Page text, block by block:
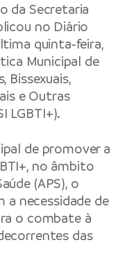
da Secretaria
no Diário
quinta-feira,
Municipal de
Bissexuais,
e Outras
LGBTI+).
de promover a
no âmbito
(APS), o
necessidade de
o combate à
das